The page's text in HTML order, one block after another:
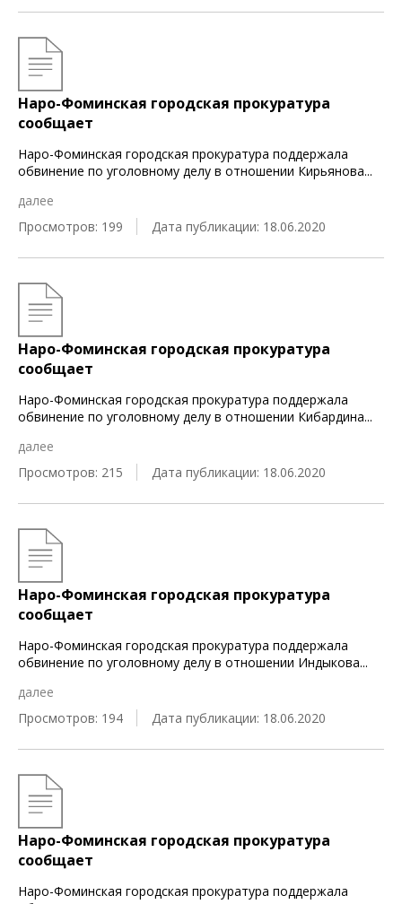
Наро-Фоминская городская прокуратура
сообщает
Наро-Фоминская городская прокуратура поддержала
обвинение по уголовному делу в отношении Кирьянова...
далее
Просмотров: 199
Дата публикации: 18.06.2020
Наро-Фоминская городская прокуратура
сообщает
Наро-Фоминская городская прокуратура поддержала
обвинение по уголовному делу в отношении Кибардина...
далее
Просмотров: 215
Дата публикации: 18.06.2020
Наро-Фоминская городская прокуратура
сообщает
Наро-Фоминская городская прокуратура поддержала
обвинение по уголовному делу в отношении Индыкова...
далее
Просмотров: 194
Дата публикации: 18.06.2020
Наро-Фоминская городская прокуратура
сообщает
Наро-Фоминская городская прокуратура поддержала